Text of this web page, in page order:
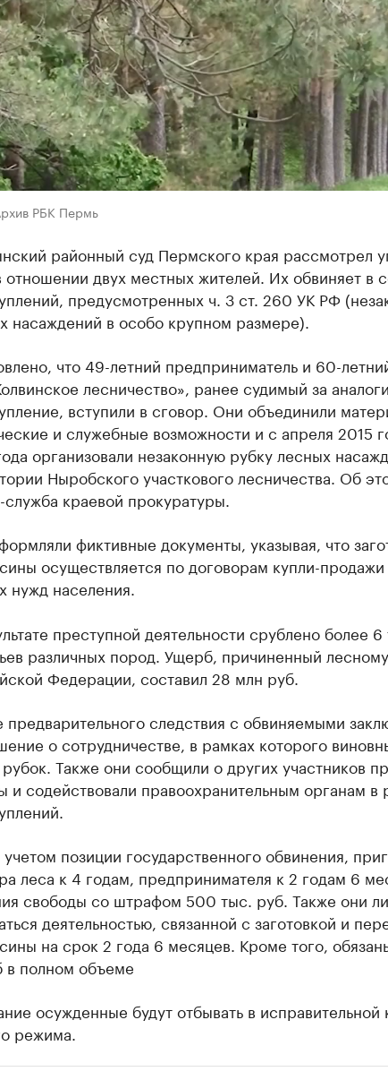
РБК Пермь
районный суд Пермского края рассмотрел
отношении двух местных жителей. Их обвиняет в
предусмотренных ч. 3 ст. 260 УК РФ
насаждений в особо крупном размере).
что 49-летний предприниматель и 60-
лесничество», ранее судимый за
вступили в сговор. Они объединили
и служебные возможности и с апреля 2015
организовали незаконную рубку лесных
Ныробского участкового лесничества. Об
краевой прокуратуры.
фиктивные документы, указывая, что
осуществляется по договорам купли-продажи
нужд населения.
преступной деятельности срублено более 6
различных пород. Ущерб, причиненный
Федерации, составил 28 млн руб.
предварительного следствия с обвиняемыми
о сотрудничестве, в рамках которого
Также они сообщили о других участников
и содействовали правоохранительным органам в
позиции государственного обвинения,
леса к 4 годам, предпринимателя к 2 годам 6
свободы со штрафом 500 тыс. руб. Также они
деятельностью, связанной с заготовкой и
на срок 2 года 6 месяцев. Кроме того,
полном объеме
осужденные будут отбывать в исправительной
режима.